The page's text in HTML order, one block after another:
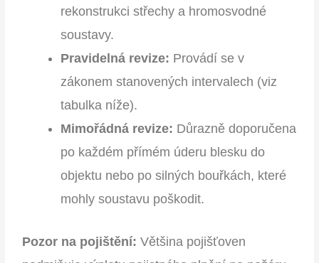
rekonstrukci střechy a hromosvodné
soustavy.
Pravidelná revize: Provádí se v
zákonem stanovených intervalech (viz
tabulka níže).
Mimořádná revize: Důrazně doporučena
po každém přímém úderu blesku do
objektu nebo po silných bouřkách, které
mohly soustavu poškodit.
Pozor na pojištění: Většina pojišťoven